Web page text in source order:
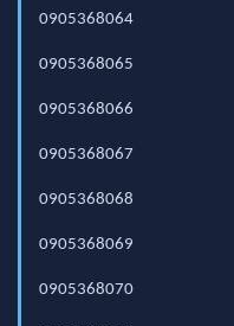
0905368064
0905368065
0905368066
0905368067
0905368068
0905368069
0905368070